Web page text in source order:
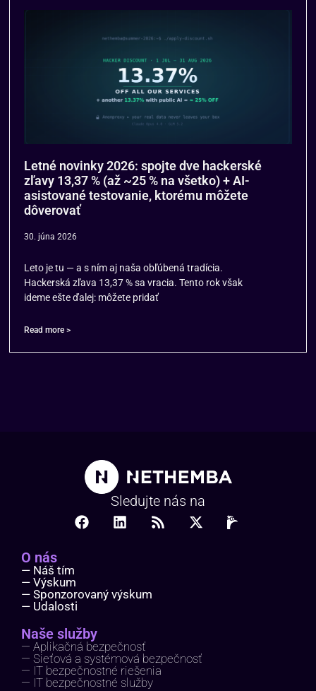
Letné novinky 2026: spojte dve hackerské
zľavy 13,37 % (až ~25 % na všetko) + AI-
asistované testovanie, ktorému môžete
dôverovať
30. júna 2026
Leto je tu — a s ním aj naša obľúbená tradícia.
Hackerská zľava 13,37 % sa vracia. Tento rok však
ideme ešte ďalej: môžete pridať
Read more >
Sledujte nás na
O nás
— Náš tím
— Výskum
— Sponzorovaný výskum
— Udalosti
Naše služby
— Aplikačná bezpečnosť
— Sieťová a systémová bezpečnosť
— IT bezpečnostné riešenia
— IT bezpečnostné služby